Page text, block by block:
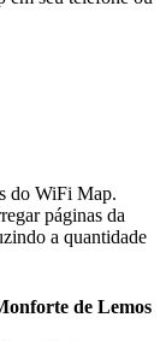
do WiFi Map.
páginas da
a quantidade
de Lemos